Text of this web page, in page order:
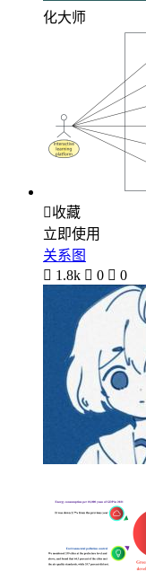
化大师
收藏
立即使用
关系图
 1.8k  0  0